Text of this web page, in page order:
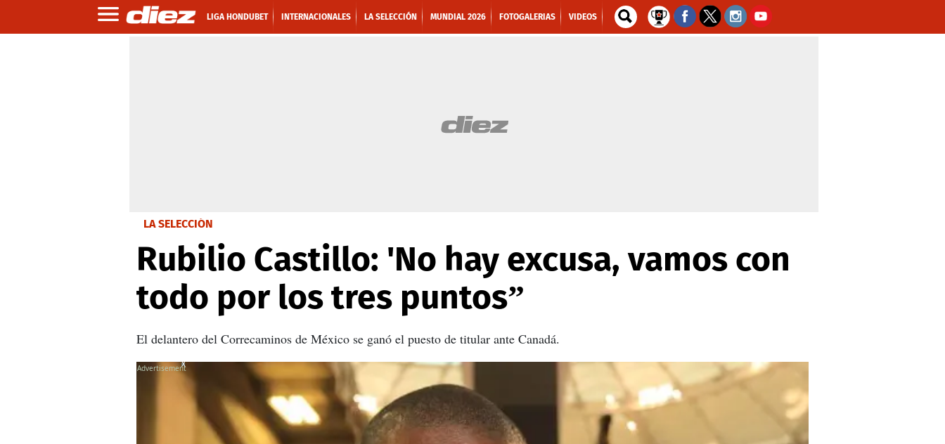
LIGA HONDUBET INTERNACIONALES LA SELECCIÓN MUNDIAL 2026 FOTOGALERIAS VIDEOS
LA SELECCIÓN
Rubilio Castillo: 'No hay excusa, vamos con
todo por los tres puntos”
El delantero del Correcaminos de México se ganó el puesto de titular ante Canadá.
X